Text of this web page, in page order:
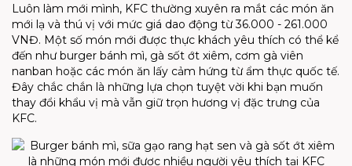
Luôn làm mới mình, KFC thường xuyên ra mắt các món ăn
mới lạ và thú vị với mức giá dao động từ36.000 - 261.000
VNĐ. Một số món mới được thực khách yêu thích có thể kể
đến như burger bánh mì, gà sốt ớt xiêm, cơm gà viên
nanban hoặc các món ăn lấy cảm hứng từ ẩm thực quốc tế.
Đây chắc chắn là những lựa chọn tuyệt vời khi bạn muốn
thay đổi khẩu vị mà vẫn giữ trọn hương vị đặc trưng của
KFC.